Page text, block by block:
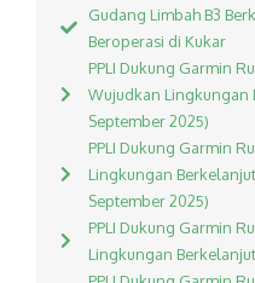
Gudang Limbah B3
Beroperasi di Kukar
PPLI Dukung Garmin
Wujudkan Lingkungan
September 2025)
PPLI Dukung Garmin
Lingkungan
September 2025)
PPLI Dukung Garmin
Lingkungan